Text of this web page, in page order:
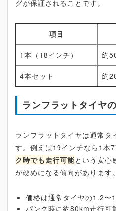
グが保証されることです。
項目
1本（18インチ） 約
4本セット 約
ランフラットタイヤ
ランフラットタイヤは通常タ
す。例えば19インチなら1本7
ク時でも走行可能という安心
が硬めになる傾向があります。
価格は通常タイヤの1.2〜
パンク時に約80km走行可